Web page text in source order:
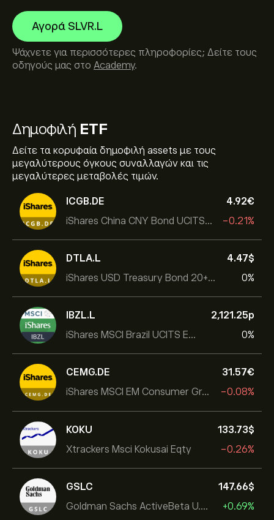
Δημοφιλή ETF
Δείτε τα κορυφαία δημοφιλή assets με τους
μεγαλύτερους όγκους συναλλαγών και τις
μεγαλύτερες μεταβολές τιμών.
ICGB.DE
iShares China CNY Bond UCITS ETF
4.92‎€‎
-0.21%
DTLA.L
iShares USD Treasury Bond 20+yr UCITS ETF
4.47‎$‎
0%
IBZL.L
iShares MSCI Brazil UCITS ETF (Dist)
2,121.25‎p‎
0%
CEMG.DE
iShares MSCI EM Consumer Growth UCITS ETF
31.57‎€‎
-0.08%
KOKU
Xtrackers Msci Kokusai Eqty
133.73‎$‎
-0.26%
GSLC
Goldman Sachs ActiveBeta U.S. Large Cap Equity ETF
147.66‎$‎
+0.69%
Αγορά SLVR.L
Ψάχνετε για περισσότερες πληροφορίες; Δείτε τους
οδηγούς μας στο Academy.